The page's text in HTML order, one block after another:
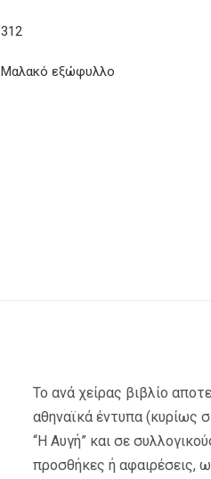
312
Μαλακό εξώφυλλο
Το ανά χείρας βιβλίο
αθηναϊκά έντυπα (κυρίως
“Η Αυγή” και σε
προσθήκες ή αφαιρέσεις,